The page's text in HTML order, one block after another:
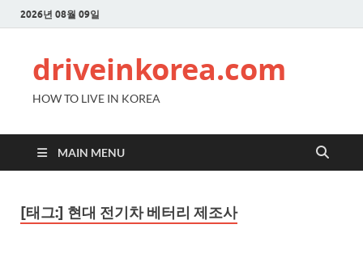
2026년 08월 09일
driveinkorea.com
HOW TO LIVE IN KOREA
MAIN MENU
[태그:] 현대 전기차 베터리 제조사